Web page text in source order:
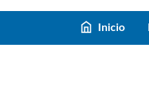
Inicio